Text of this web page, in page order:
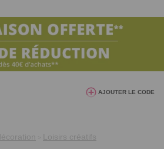
au 12/08/2026.
AJOUTER LE CODE
Loisirs créatifs